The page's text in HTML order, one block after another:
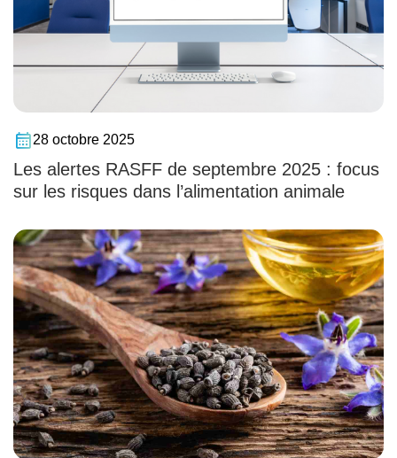
28 octobre 2025
Les alertes RASFF de septembre 2025 : focus
sur les risques dans l’alimentation animale